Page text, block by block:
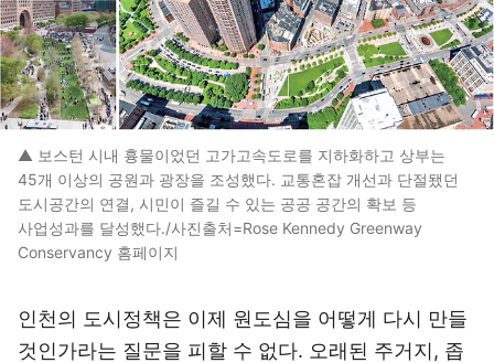
▲ 보스턴 시내 흉물이었던 고가고속도로를 지하화하고 상부는
45개 이상의 공원과 광장을 조성했다. 교통혼잡 개선과 단절됐던
도시공간의 연결, 시민이 즐길 수 있는 공공 공간의 확보 등
사업성과를 달성했다./사진출처=Rose Kennedy Greenway
Conservancy 홈페이지
인천의 도시정책은 이제 원도심을 어떻게 다시 만들
것인가라는 질문을 피할 수 없다. 오래된 주거지, 좁